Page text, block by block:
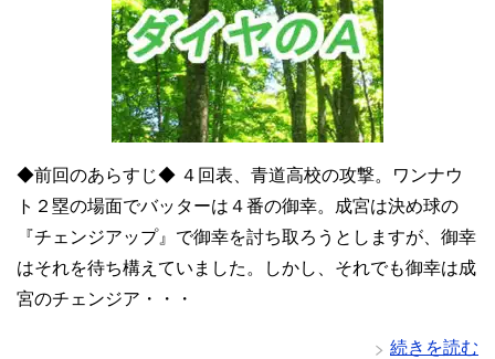
◆前回のあらすじ◆ ４回表、青道高校の攻撃。ワンナウ
ト２塁の場面でバッターは４番の御幸。成宮は決め球の
『チェンジアップ』で御幸を討ち取ろうとしますが、御幸
はそれを待ち構えていました。しかし、それでも御幸は成
宮のチェンジア・・・
続きを読む